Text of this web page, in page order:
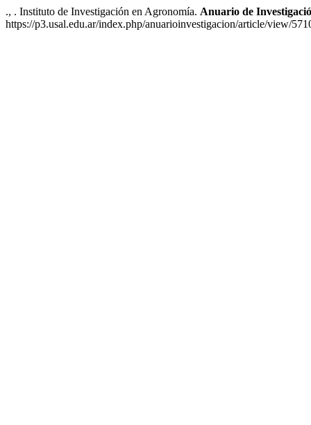
., . Instituto de Investigación en Agronomía. Anuario de
https://p3.usal.edu.ar/index.php/anuarioinvestigacion/article/view/